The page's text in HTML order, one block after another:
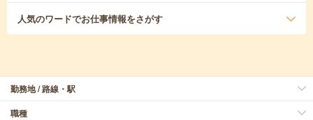
人気のワードでお仕事情報をさがす
勤務地 / 路線・駅
職種